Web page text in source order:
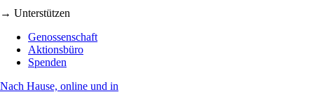
→ Unterstützen
Genossenschaft
Aktionsbüro
Spenden
Nach Hause, online und in